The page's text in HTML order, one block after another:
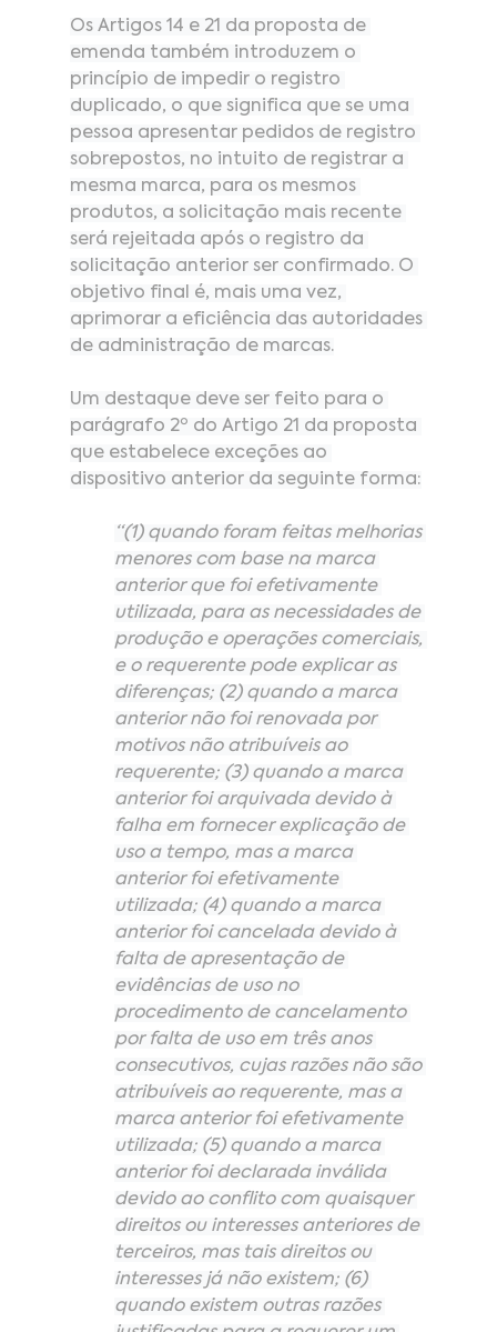
Os Artigos 14 e 21 da proposta de
emenda também introduzem o
princípio de impedir o registro
duplicado, o que significa que se uma
pessoa apresentar pedidos de registro
sobrepostos, no intuito de registrar a
mesma marca, para os mesmos
produtos, a solicitação mais recente
será rejeitada após o registro da
solicitação anterior ser confirmado. O
objetivo final é, mais uma vez,
aprimorar a eficiência das autoridades
de administração de marcas.
Um destaque deve ser feito para o
parágrafo 2º do Artigo 21 da proposta
que estabelece exceções ao
dispositivo anterior da seguinte forma:
“(1) quando foram feitas melhorias
menores com base na marca
anterior que foi efetivamente
utilizada, para as necessidades de
produção e operações comerciais,
e o requerente pode explicar as
diferenças; (2) quando a marca
anterior não foi renovada por
motivos não atribuíveis ao
requerente; (3) quando a marca
anterior foi arquivada devido à
falha em fornecer explicação de
uso a tempo, mas a marca
anterior foi efetivamente
utilizada; (4) quando a marca
anterior foi cancelada devido à
falta de apresentação de
evidências de uso no
procedimento de cancelamento
por falta de uso em três anos
consecutivos, cujas razões não são
atribuíveis ao requerente, mas a
marca anterior foi efetivamente
utilizada; (5) quando a marca
anterior foi declarada inválida
devido ao conflito com quaisquer
direitos ou interesses anteriores de
terceiros, mas tais direitos ou
interesses já não existem; (6)
quando existem outras razões